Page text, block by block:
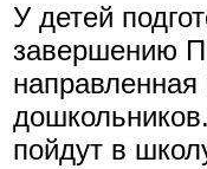
У детей
завершению
пойдут в